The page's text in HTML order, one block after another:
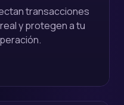
transacciones
y protegen a tu